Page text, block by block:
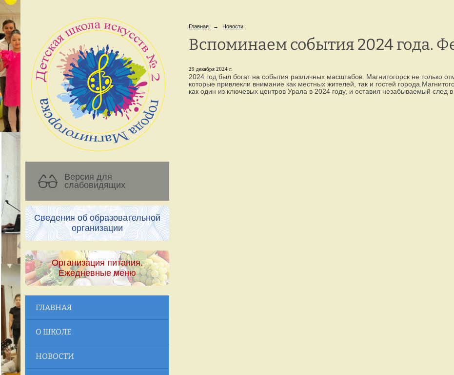
Версия для
слабовидящих
Сведения об образовательной
организации
Организация питания.
Ежедневные меню
ГЛАВНАЯ
О ШКОЛЕ
НОВОСТИ
Главная → Новости
Вспоминаем события 2024 года.
29 декабря 2024 г.
2024 год был богат на события различных масштабов. Магнитогорск не только
которые привлекли внимание как местных жителей, так и гостей
как один из ключевых центров Урала в 2024 году, и оставил незабываемый след в